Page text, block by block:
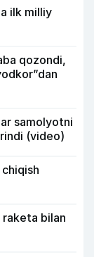
ilk milliy
qozondi,
samolyotni
(video)
raketa bilan